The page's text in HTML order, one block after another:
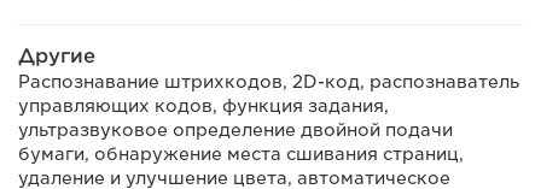
Другие
Распознавание штрихкодов, 2D-код, распознаватель
управляющих кодов, функция задания,
ультразвуковое определение двойной подачи
бумаги, обнаружение места сшивания страниц,
удаление и улучшение цвета, автоматическое